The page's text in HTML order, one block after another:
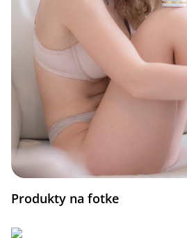
Produkty na fotke